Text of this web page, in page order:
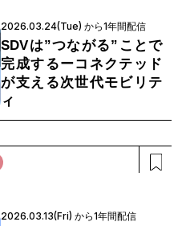
2026.03.24(Tue) から1年間配信
SDVは”つながる”ことで
完成するーコネクテッド
が支える次世代モビリテ
ィ
2026.03.13(Fri) から1年間配信